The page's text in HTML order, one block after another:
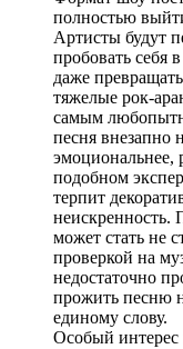
полностью
Артисты будут
пробовать себя
даже
тяжелые рок-
самым
песня внезапно
эмоциональнее,
подобном
терпит
неискренность.
может стать не
проверкой на
недостаточно
прожить песню
единому слову.
Особый интерес